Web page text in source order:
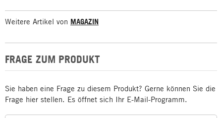
Weitere Artikel von MAGAZIN
FRAGE ZUM PRODUKT
Sie haben eine Frage zu diesem Produkt? Gerne können Sie die
Frage hier stellen. Es öffnet sich Ihr E-Mail-Programm.